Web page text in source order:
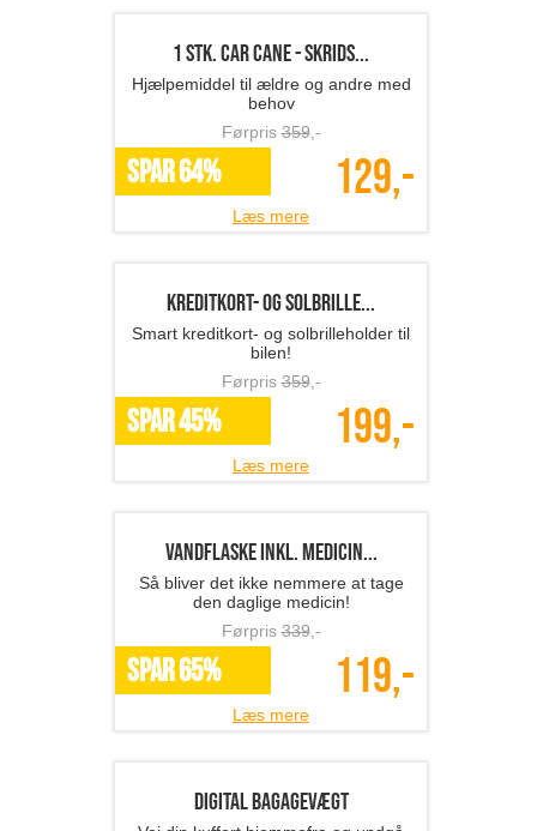
mundbind
Førpris
239,-
1 stk. Car Cane - skrids...
Hjælpemiddel til ældre og andre med
behov
Førpris359
Læs mere